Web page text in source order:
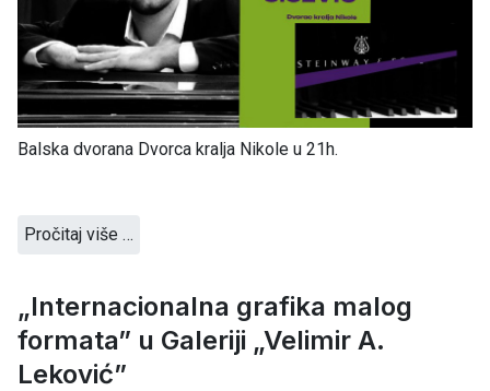
Balska dvorana Dvorca kralja Nikole u 21h.
Pročitaj više …
„Internacionalna grafika malog
formata” u Galeriji „Velimir A.
Leković”